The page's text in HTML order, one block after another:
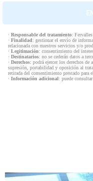
· Responsable del tratamiento: Fervalles
· Finalidad: gestionar el envío de
relacionada con nuestros servicios y/o
· Legitimación: consentimiento del
· Destinatarios: no se cederán datos a
· Derechos: podrá ejercer los derechos de
supresión, portabilidad y oposición al
retirada del consentimiento prestado para
· Información adicional: puede